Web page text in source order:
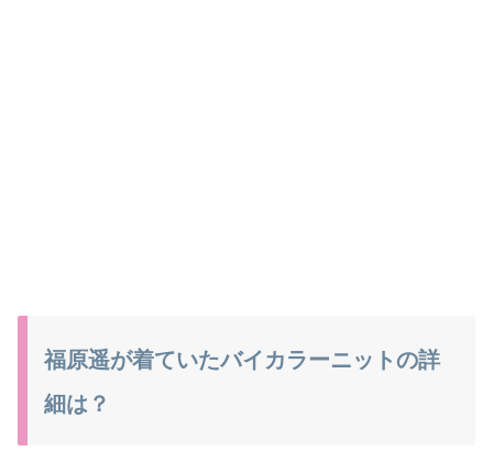
福原遥が着ていたバイカラーニットの詳
細は？